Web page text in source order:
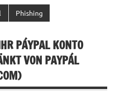
Phishing
PÁYPAL KONTO
VON PAYPÁL
)